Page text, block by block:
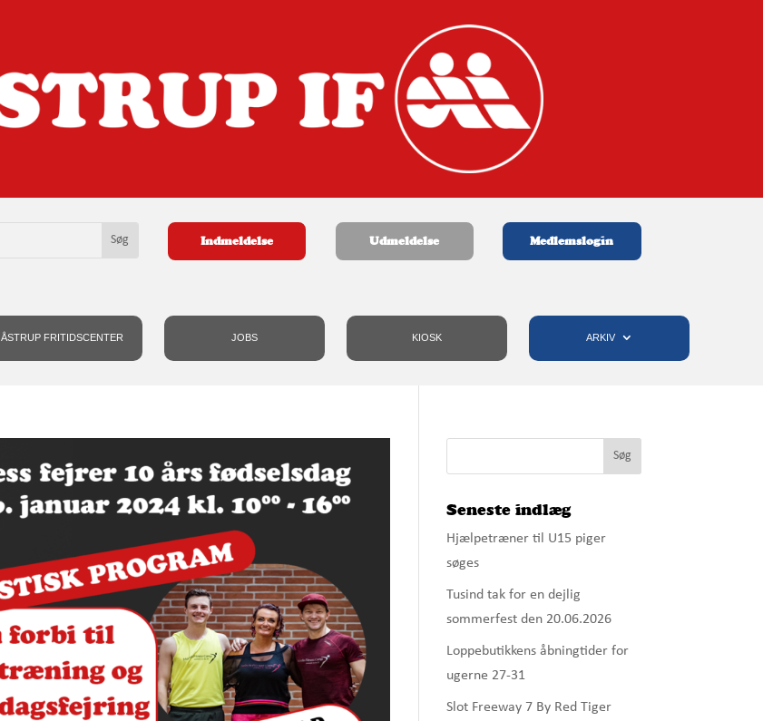
Indmeldelse Udmeldelse Medlemslogin
ÅSTRUP FRITIDSCENTER JOBS KIOSK ARKIV
Seneste indlæg
Hjælpetræner til U15 piger
søges
Tusind tak for en dejlig
sommerfest den 20.06.2026
Loppebutikkens åbningtider for
ugerne 27-31
Slot Freeway 7 By Red Tiger